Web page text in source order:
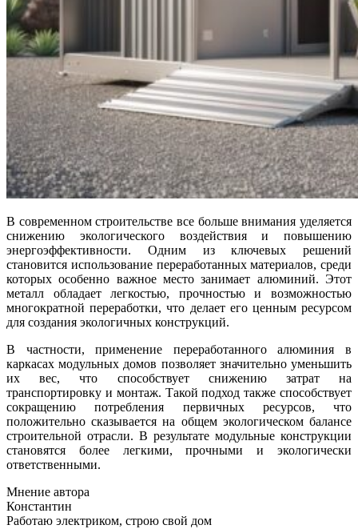
В современном строительстве все больше внимания уделяется
снижению экологического воздействия и повышению
энергоэффективности. Одним из ключевых решений
становится использование переработанных материалов, среди
которых особенно важное место занимает алюминий. Этот
металл обладает легкостью, прочностью и возможностью
многократной переработки, что делает его ценным ресурсом
для создания экологичных конструкций.
В частности, применение переработанного алюминия в
каркасах модульных домов позволяет значительно уменьшить
их вес, что способствует снижению затрат на
транспортировку и монтаж. Такой подход также способствует
сокращению потребления первичных ресурсов, что
положительно сказывается на общем экологическом балансе
строительной отрасли. В результате модульные конструкции
становятся более легкими, прочными и экологически
ответственными.
Мнение автора
Константин
Работаю электриком, строю свой дом